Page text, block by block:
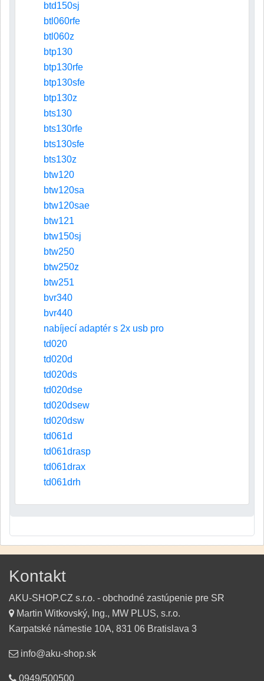
btd150sj
btl060rfe
btl060z
btp130
btp130rfe
btp130sfe
btp130z
bts130
bts130rfe
bts130sfe
bts130z
btw120
btw120sa
btw120sae
btw121
btw150sj
btw250
btw250z
btw251
bvr340
bvr440
nabíjecí adaptér s 2x usb pro
td020
td020d
td020ds
td020dse
td020dsew
td020dsw
td061d
td061drasp
td061drax
td061drh
Kontakt
AKU-SHOP.CZ s.r.o. - obchodné zastúpenie pre SR
Martin Witkovský, Ing., MW PLUS, s.r.o.
Karpatské námestie 10A, 831 06 Bratislava 3
info@aku-shop.sk
0949/500500